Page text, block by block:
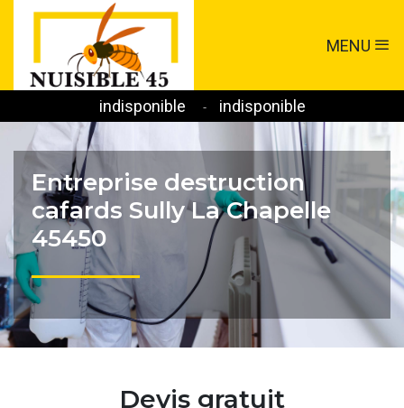
MENU
indisponible - indisponible
Entreprise destruction
cafards Sully La Chapelle
45450
Devis gratuit